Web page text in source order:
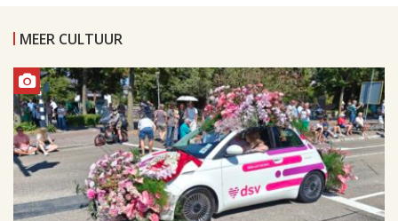
MEER CULTUUR